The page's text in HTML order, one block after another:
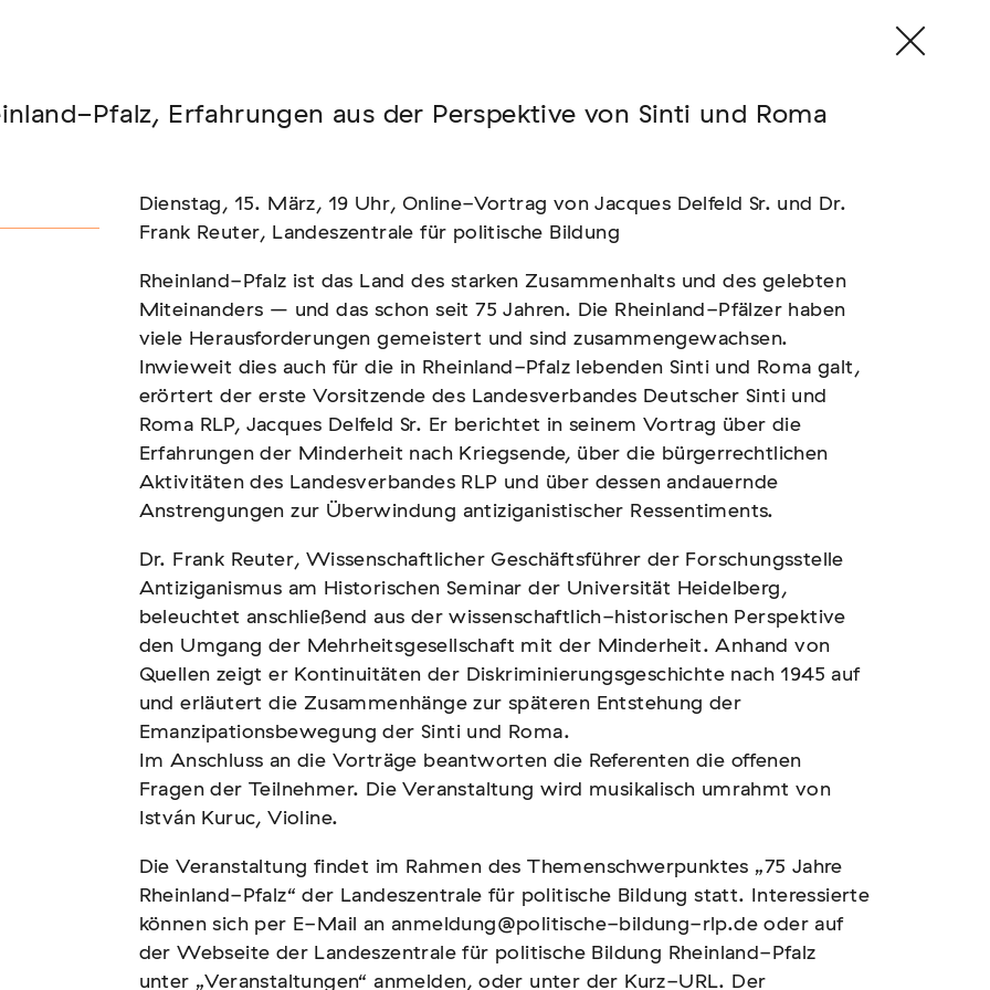
DER HÄLT
Sinti und Roma,
soziale Feindbilder in
Pfalz, Erfahrungen aus der Perspektive von Sinti und Roma
Dienstag, 15. März, 19 Uhr, Online-Vortrag von Jacques Delfeld Sr. und Dr.
Frank Reuter, Landeszentrale für politische Bildung
Rheinland-Pfalz ist das Land des starken Zusammenhalts und des gelebten
Miteinanders – und das schon seit 75 Jahren. Die Rheinland-Pfälzer haben
viele Herausforderungen gemeistert und sind zusammengewachsen.
Inwieweit dies auch für die in Rheinland-Pfalz lebenden Sinti und Roma galt,
erörtert der erste Vorsitzende des Landesverbandes Deutscher Sinti und
Roma RLP, Jacques Delfeld Sr. Er berichtet in seinem Vortrag über die
Erfahrungen der Minderheit nach Kriegsende, über die bürgerrechtlichen
Aktivitäten des Landesverbandes RLP und über dessen andauernde
Anstrengungen zur Überwindung antiziganistischer Ressentiments.
Dr. Frank Reuter, Wissenschaftlicher Geschäftsführer der Forschungsstelle
Antiziganismus am Historischen Seminar der Universität Heidelberg,
beleuchtet anschließend aus der wissenschaftlich-historischen Perspektive
den Umgang der Mehrheitsgesellschaft mit der Minderheit. Anhand von
Quellen zeigt er Kontinuitäten der Diskriminierungsgeschichte nach 1945 auf
und erläutert die Zusammenhänge zur späteren Entstehung der
Emanzipationsbewegung der Sinti und Roma.
Im Anschluss an die Vorträge beantworten die Referenten die offenen
Fragen der Teilnehmer. Die Veranstaltung wird musikalisch umrahmt von
István Kuruc, Violine.
Die Veranstaltung findet im Rahmen des Themenschwerpunktes „75 Jahre
Rheinland-Pfalz“ der Landeszentrale für politische Bildung statt. Interessierte
können sich per E-Mail an anmeldung@politische-bildung-rlp.de oder auf
der Webseite der Landeszentrale für politische Bildung Rheinland-Pfalz
unter „Veranstaltungen“ anmelden, oder unter der Kurz-URL. Der